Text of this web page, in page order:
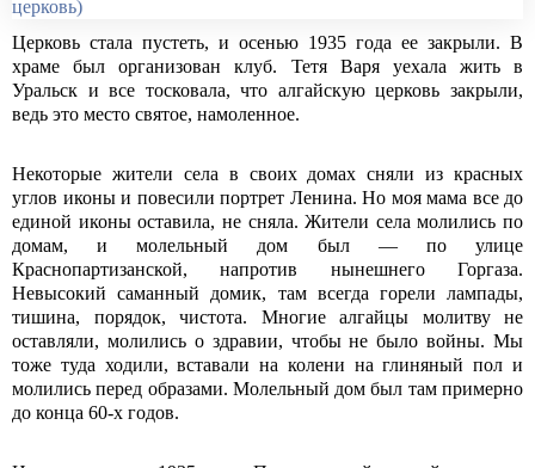
Церковь стала пустеть, и осенью 1935 года ее закрыли. В
храме был организован клуб. Тетя Варя уехала жить в
Уральск и все тосковала, что алгайскую церковь закрыли,
ведь это место святое, намоленное.
Некоторые жители села в своих домах сняли из красных
углов иконы и повесили портрет Ленина. Но моя мама все до
единой иконы оставила, не сняла. Жители села молились по
домам, и молельный дом был — по улице
Краснопартизанской, напротив нынешнего Горгаза.
Невысокий саманный домик, там всегда горели лампады,
тишина, порядок, чистота. Многие алгайцы молитву не
оставляли, молились о здравии, чтобы не было войны. Мы
тоже туда ходили, вставали на колени на глиняный пол и
молились перед образами. Молельный дом был там примерно
до конца 60-х годов.